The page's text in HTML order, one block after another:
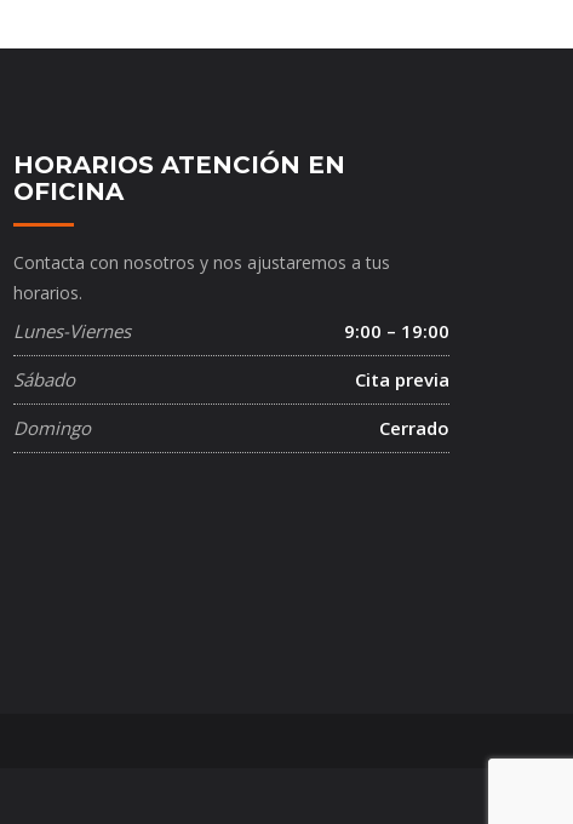
HORARIOS ATENCIÓN EN
OFICINA
Contacta con nosotros y nos ajustaremos a tus
horarios.
Lunes-Viernes
9:00 – 19:00
Sábado
Cita previa
Domingo
Cerrado